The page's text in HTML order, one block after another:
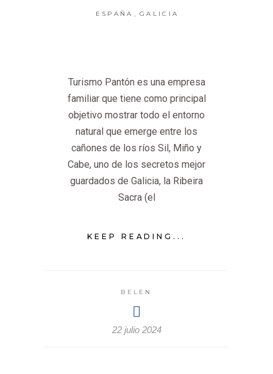
ESPAÑA , GALICIA
Turismo Pantón es una empresa
familiar que tiene como principal
objetivo mostrar todo el entorno
natural que emerge entre los
cañones de los ríos Sil, Miño y
Cabe, uno de los secretos mejor
guardados de Galicia, la Ribeira
Sacra (el
KEEP READING...
BELEN
22 julio 2024